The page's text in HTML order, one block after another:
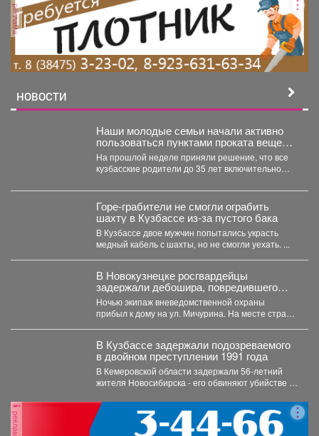
реклама
НОВОСТИ
Наши молодые семьи начали активно
пользоваться пунктами проката вещей
для новорожденных.
На прошлой неделе приняли решение, что все
кузбасские родители до 35 лет включительно
Горе-грабители не смогли ограбить
шахту в Кузбассе из-за пустого бака
В Кузбассе двое мужчин попытались украсть
медный кабель с шахты, но не смогли уехать. ...
В Новокузнецке росгвардейцы
задержали дебошира, повредившего
окно и дверь квартиры сожительницы
Ночью экипаж вневедомственной охраны
прибыл к дому на ул. Мичурина. На месте стражи
В Кузбассе задержали подозреваемого
в двойном преступлении 1991 года
В Кемеровской области задержали 56‑летний
жителя Новосибирска - его обвиняют убийстве и
реклама